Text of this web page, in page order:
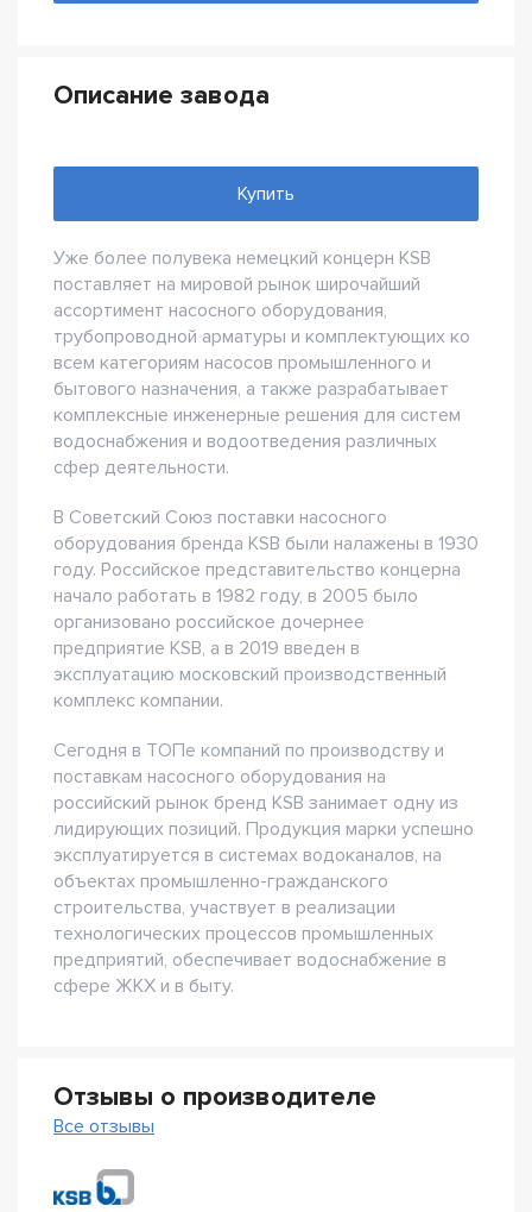
Описание завода
Купить
Уже более полувека немецкий концерн KSB
поставляет на мировой рынок широчайший
ассортимент насосного оборудования,
трубопроводной арматуры и комплектующих ко
всем категориям насосов промышленного и
бытового назначения, а также разрабатывает
комплексные инженерные решения для систем
водоснабжения и водоотведения различных
сфер деятельности.
В Советский Союз поставки насосного
оборудования бренда KSB были налажены в 1930
году. Российское представительство концерна
начало работать в 1982 году, в 2005 было
организовано российское дочернее
предприятие KSB, а в 2019 введен в
эксплуатацию московский производственный
комплекс компании.
Сегодня в ТОПе компаний по производству и
поставкам насосного оборудования на
российский рынок бренд KSB занимает одну из
лидирующих позиций. Продукция марки успешно
эксплуатируется в системах водоканалов, на
объектах промышленно-гражданского
строительства, участвует в реализации
технологических процессов промышленных
предприятий, обеспечивает водоснабжение в
сфере ЖКХ и в быту.
Отзывы о производителе
Все отзывы